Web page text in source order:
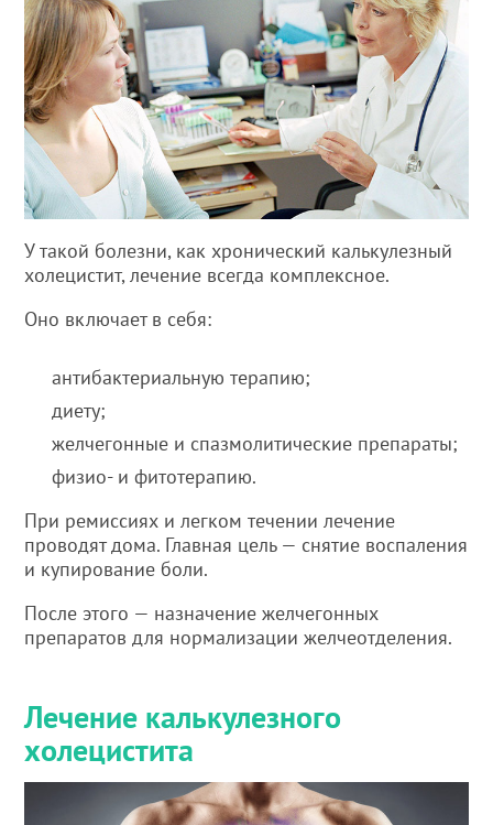
У такой болезни, как хронический калькулезный
холецистит, лечение всегда комплексное.
Оно включает в себя:
антибактериальную терапию;
диету;
желчегонные и спазмолитические препараты;
физио- и фитотерапию.
При ремиссиях и легком течении лечение
проводят дома. Главная цель — снятие воспаления
и купирование боли.
После этого — назначение желчегонных
препаратов для нормализации желчеотделения.
Лечение калькулезного
холецистита